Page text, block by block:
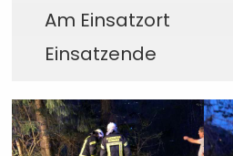
Am Einsatzort
Einsatzende